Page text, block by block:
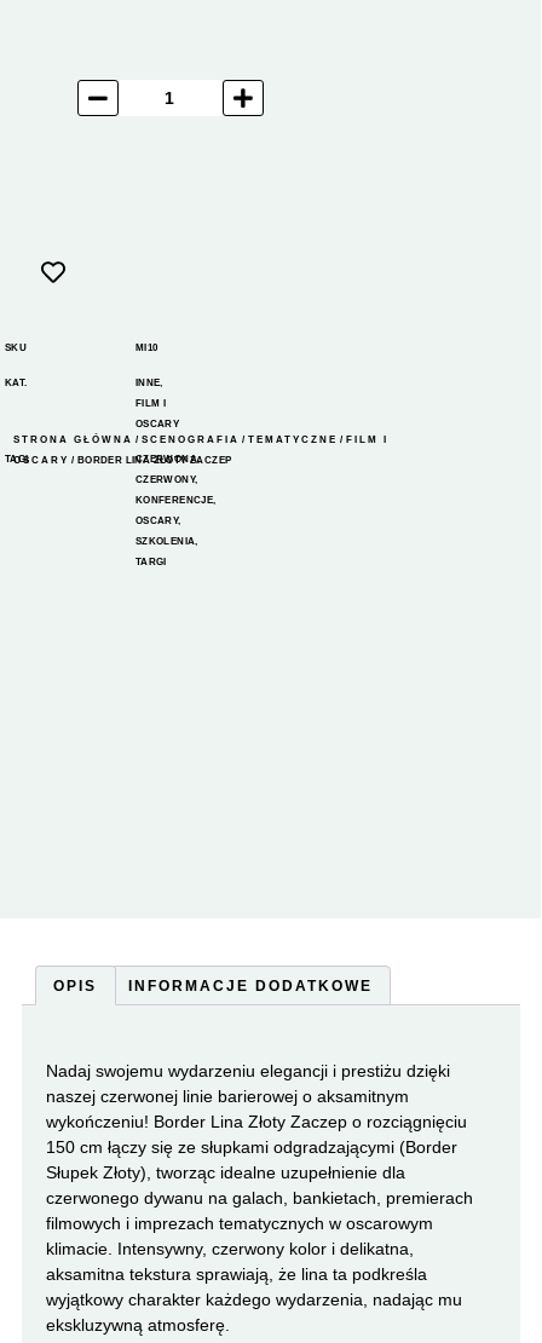
SKU MI10
KAT. INNE,
FILM I
OSCARY
TAGI CZERWONA,
CZERWONY,
KONFERENCJE,
OSCARY,
SZKOLENIA,
TARGI
STRONA GŁÓWNA / SCENOGRAFIA /TEMATYCZNE / FILM I
OSCARY / BORDER LINA ZŁOTY ZACZEP
OPIS INFORMACJE DODATKOWE
Nadaj swojemu wydarzeniu elegancji i prestiżu dzięki
naszej czerwonej linie barierowej o aksamitnym
wykończeniu! Border Lina Złoty Zaczep o rozciągnięciu
150 cm łączy się ze słupkami odgradzającymi (Border
Słupek Złoty), tworząc idealne uzupełnienie dla
czerwonego dywanu na galach, bankietach, premierach
filmowych i imprezach tematycznych w oscarowym
klimacie. Intensywny, czerwony kolor i delikatna,
aksamitna tekstura sprawiają, że lina ta podkreśla
wyjątkowy charakter każdego wydarzenia, nadając mu
ekskluzywną atmosferę.